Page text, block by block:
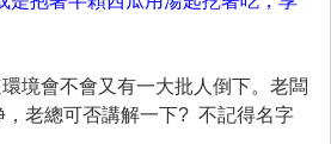
環境會不會又有一大批人倒下。老闆
，老總可否講解一下? 不記得名字